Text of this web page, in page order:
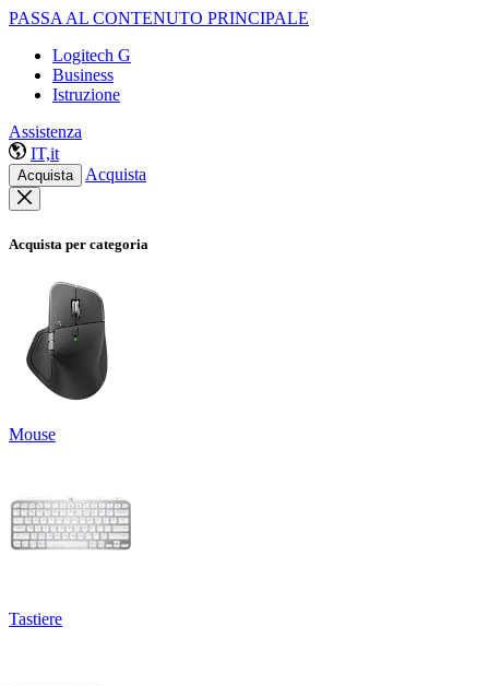
PASSA AL CONTENUTO PRINCIPALE
Logitech G
Business
Istruzione
Assistenza
IT,it
Acquista Acquista
Acquista per categoria
Mouse
Tastiere